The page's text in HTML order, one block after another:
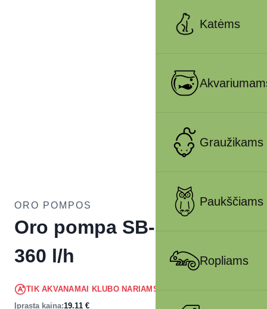
Katėms
Graužikams
Paukščiams
Ropliams
ORO POMPOS
Oro pompa SB-830A, 5 W,
360 l/h
TIK AKVANAMAI KLUBO NARIAMS
Įprasta kaina:19.11 €